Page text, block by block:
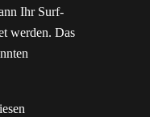
Ihr Surf-
werden. Das